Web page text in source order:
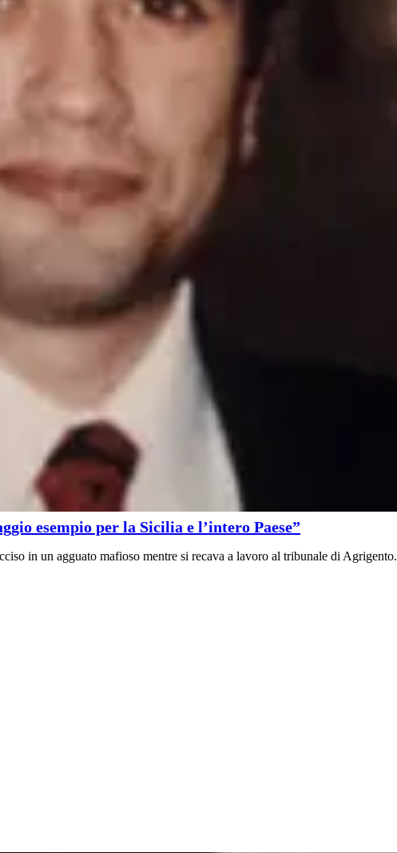
esempio per la Sicilia e l’intero Paese”
in un agguato mafioso mentre si recava a lavoro al tribunale di Agrigento.